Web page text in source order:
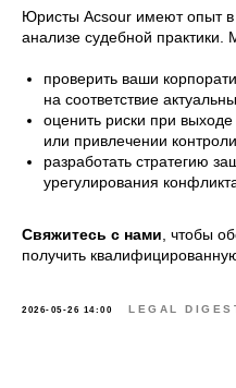
Юристы Acsour имеют опыт в
анализе судебной практики.
проверить ваши
на соответствие
оценить риски при
или привлечении
разработать стратегию
урегулирования
Свяжитесь с нами , чтобы
получить
2026-05-26 14:00 LEGAL